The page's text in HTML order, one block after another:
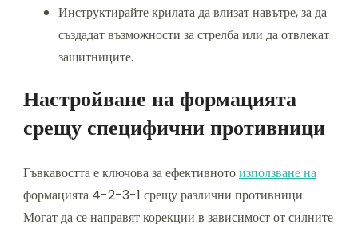
Инструктирайте крилата да влизат навътре, за да
създадат възможности за стрелба или да отвлекат
защитниците.
Настройване на формацията
срещу специфични противници
Гъвкавостта е ключова за ефективнотоизползване на
формацията 4-2-3-1 срещу различни противници.
Могат да се направят корекции в зависимост от силните